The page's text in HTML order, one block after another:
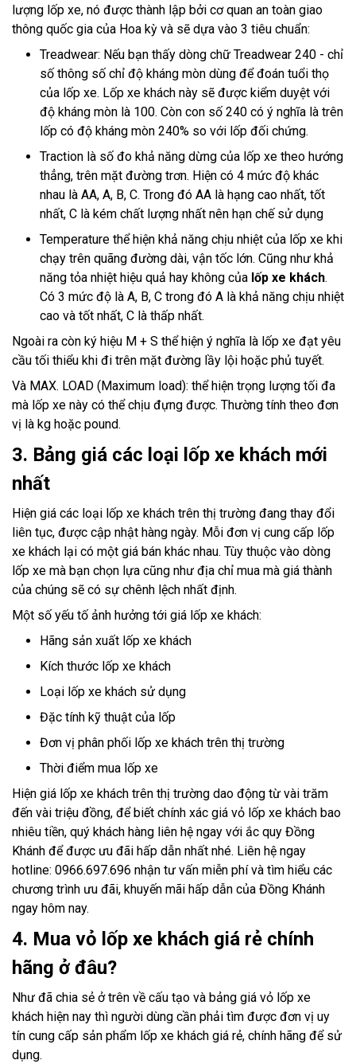
lượng lốp xe, nó được thành lập bởi cơ quan an toàn giao
thông quốc gia của Hoa kỳ và sẽ dựa vào 3 tiêu chuẩn:
Treadwear: Nếu bạn thấy dòng chữ Treadwear 240 - chỉ
số thông số chỉ độ kháng mòn dùng để đoán tuổi thọ
của lốp xe. Lốp xe khách này sẽ được kiểm duyệt với
độ kháng mòn là 100. Còn con số 240 có ý nghĩa là trên
lốp có độ kháng mòn 240% so với lốp đối chứng.
Traction là số đo khả năng dừng của lốp xe theo hướng
thẳng, trên mặt đường trơn. Hiện có 4 mức độ khác
nhau là AA, A, B, C. Trong đó AA là hạng cao nhất, tốt
nhất, C là kém chất lượng nhất nên hạn chế sử dụng
Temperature thể hiện khả năng chịu nhiệt của lốp xe khi
chạy trên quãng đường dài, vận tốc lớn. Cũng như khả
năng tỏa nhiệt hiệu quả hay không của lốp xe khách.
Có 3 mức độ là A, B, C trong đó A là khả năng chịu nhiệt
cao và tốt nhất, C là thấp nhất.
Ngoài ra còn ký hiệu M + S thể hiện ý nghĩa là lốp xe đạt yêu
cầu tối thiểu khi đi trên mặt đường lầy lội hoặc phủ tuyết.
Và MAX. LOAD (Maximum load): thể hiện trọng lượng tối đa
mà lốp xe này có thể chịu đựng được. Thường tính theo đơn
vị là kg hoặc pound.
3. Bảng giá các loại lốp xe khách mới
nhất
Hiện giá các loại lốp xe khách trên thị trường đang thay đổi
liên tục, được cập nhật hàng ngày. Mỗi đơn vị cung cấp lốp
xe khách lại có một giá bán khác nhau. Tùy thuộc vào dòng
lốp xe mà bạn chọn lựa cũng như địa chỉ mua mà giá thành
của chúng sẽ có sự chênh lệch nhất định.
Một số yếu tố ảnh hưởng tới giá lốp xe khách:
Hãng sản xuất lốp xe khách
Kích thước lốp xe khách
Loại lốp xe khách sử dụng
Đặc tính kỹ thuật của lốp
Đơn vị phân phối lốp xe khách trên thị trường
Thời điểm mua lốp xe
Hiện giá lốp xe khách trên thị trường dao động từ vài trăm
đến vài triệu đồng, để biết chính xác giá vỏ lốp xe khách bao
nhiêu tiền, quý khách hàng liên hệ ngay với ắc quy Đồng
Khánh để được ưu đãi hấp dẫn nhất nhé. Liên hệ ngay
hotline: 0966.697.696 nhận tư vấn miễn phí và tìm hiểu các
chương trình ưu đãi, khuyến mãi hấp dẫn của Đồng Khánh
ngay hôm nay.
4. Mua vỏ lốp xe khách giá rẻ chính
hãng ở đâu?
Như đã chia sẻ ở trên về cấu tạo và bảng giá vỏ lốp xe
khách hiện nay thì người dùng cần phải tìm được đơn vị uy
tín cung cấp sản phẩm lốp xe khách giá rẻ, chính hãng để sử
dụng.